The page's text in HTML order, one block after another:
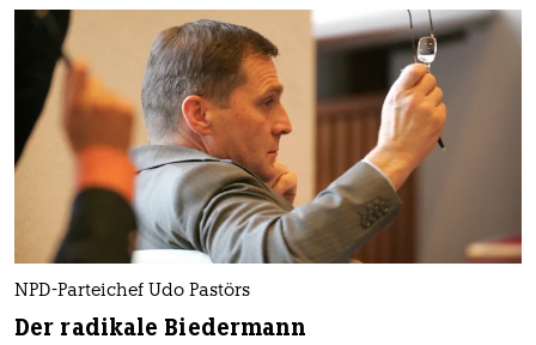
NPD-Parteichef Udo Pastörs
Der radikale Biedermann